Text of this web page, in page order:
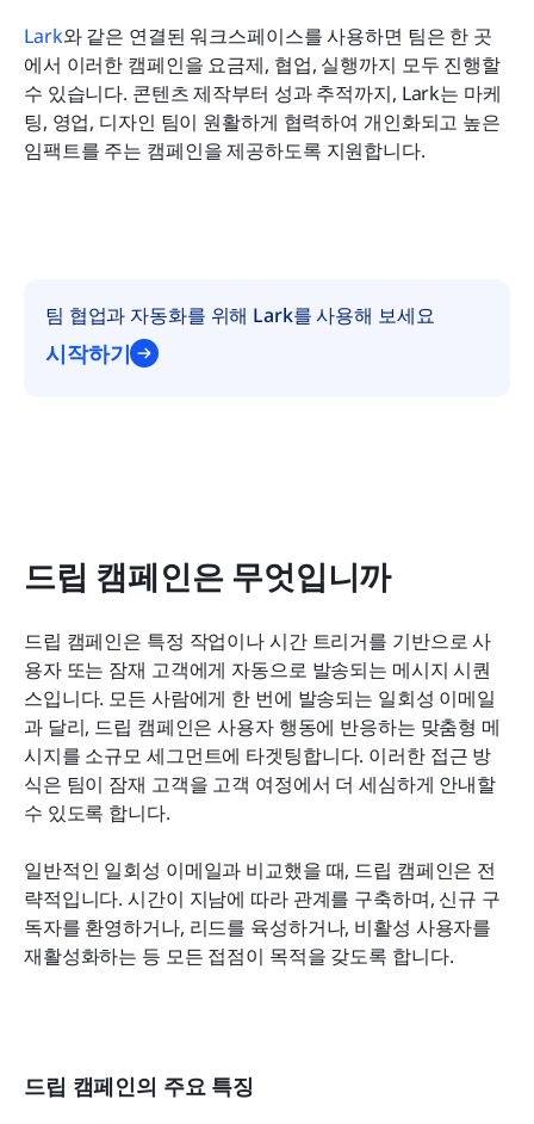
Lark와 같은 연결된 워크스페이스를 사용하면 팀은 한 곳
에서 이러한 캠페인을 요금제, 협업, 실행까지 모두 진행할
수 있습니다. 콘텐츠 제작부터 성과 추적까지, Lark는 마케
팅, 영업, 디자인 팀이 원활하게 협력하여 개인화되고 높은
임팩트를 주는 캠페인을 제공하도록 지원합니다.
팀 협업과 자동화를 위해 Lark를 사용해 보세요
시작하기
드립 캠페인은 무엇입니까
드립 캠페인은 특정 작업이나 시간 트리거를 기반으로 사
용자 또는 잠재 고객에게 자동으로 발송되는 메시지 시퀀
스입니다. 모든 사람에게 한 번에 발송되는 일회성 이메일
과 달리, 드립 캠페인은 사용자 행동에 반응하는 맞춤형 메
시지를 소규모 세그먼트에 타겟팅합니다. 이러한 접근 방
식은 팀이 잠재 고객을 고객 여정에서 더 세심하게 안내할
수 있도록 합니다.
일반적인 일회성 이메일과 비교했을 때, 드립 캠페인은 전
략적입니다. 시간이 지남에 따라 관계를 구축하며, 신규 구
독자를 환영하거나, 리드를 육성하거나, 비활성 사용자를
재활성화하는 등 모든 접점이 목적을 갖도록 합니다.
드립 캠페인의 주요 특징